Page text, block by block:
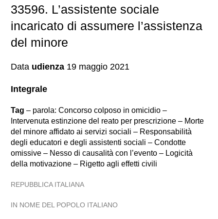
33596. L’assistente sociale
incaricato di assumere l’assistenza
del minore
Data udienza 19 maggio 2021
Integrale
Tag – parola: Concorso colposo in omicidio –
Intervenuta estinzione del reato per prescrizione – Morte
del minore affidato ai servizi sociali – Responsabilità
degli educatori e degli assistenti sociali – Condotte
omissive – Nesso di causalità con l’evento – Logicità
della motivazione – Rigetto agli effetti civili
REPUBBLICA ITALIANA
IN NOME DEL POPOLO ITALIANO